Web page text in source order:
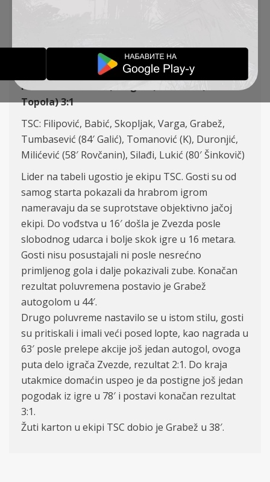
31-10-2019
FK Crvena Zvezda (Beograd) – FK TSC (Bačka
Topola) 3:1
TSC: Filipović, Babić, Skopljak, Varga, Grabež,
Tumbasević (84′ Galić), Tomanović (K), Duronjić,
Milićević (58′ Rovčanin), Silađi, Lukić (80′ Šinkovič)
Lider na tabeli ugostio je ekipu TSC. Gosti su od
samog starta pokazali da hrabrom igrom
nameravaju da se suprotstave objektivno jačoj
ekipi. Do vođstva u 16′ došla je Zvezda posle
slobodnog udarca i bolje skok igre u 16 metara.
Gosti nisu posustajali ni posle nesrećno
primljenog gola i dalje pokazivali zube. Konačan
rezultat poluvremena postavio je Grabež
autogolom u 44′.
Drugo poluvreme nastavilo se u istom stilu, gosti
su pritiskali i imali veći posed lopte, kao nagrada u
63′ posle prelepe akcije još jedan autogol, ovoga
puta delo igrača Zvezde, rezultat 2:1. Do kraja
utakmice domaćin uspeo je da postigne još jedan
pogodak iz igre u 78′ i postavi konačan rezultat
3:1.
Žuti karton u ekipi TSC dobio je Grabež u 38′.